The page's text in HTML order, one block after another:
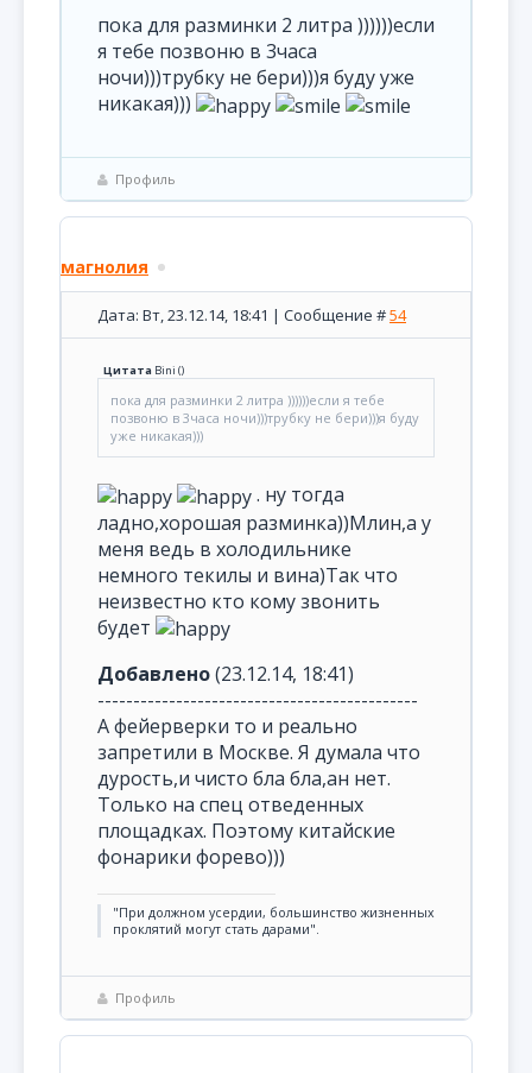
пока для разминки 2 литра ))))))если
я тебе позвоню в 3часа
ночи)))трубку не бери)))я буду уже
никакая)))
Профиль
магнолия
Дата: Вт, 23.12.14, 18:41 | Сообщение #54
Цитата Bini ()
пока для разминки 2 литра ))))))если я тебе
позвоню в 3часа ночи)))трубку не бери)))я буду
уже никакая)))
. ну тогда
ладно,хорошая разминка))Млин,а у
меня ведь в холодильнике
немного текилы и вина)Так что
неизвестно кто кому звонить
будет
Добавлено(23.12.14, 18:41)
---------------------------------------------
А фейерверки то и реально
запретили в Москве. Я думала что
дурость,и чисто бла бла,ан нет.
Только на спец отведенных
площадках. Поэтому китайские
фонарики форево)))
"При должном усердии, большинство жизненных
проклятий могут стать дарами".
Профиль